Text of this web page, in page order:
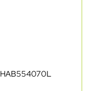
HAB554070L